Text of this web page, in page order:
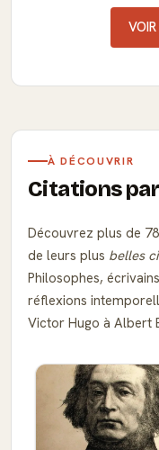
À DÉCOUVRIR
Citations
Découvrez plus de
de leurs plus belles
Philosophes,
réflexions
Victor Hugo à Albert